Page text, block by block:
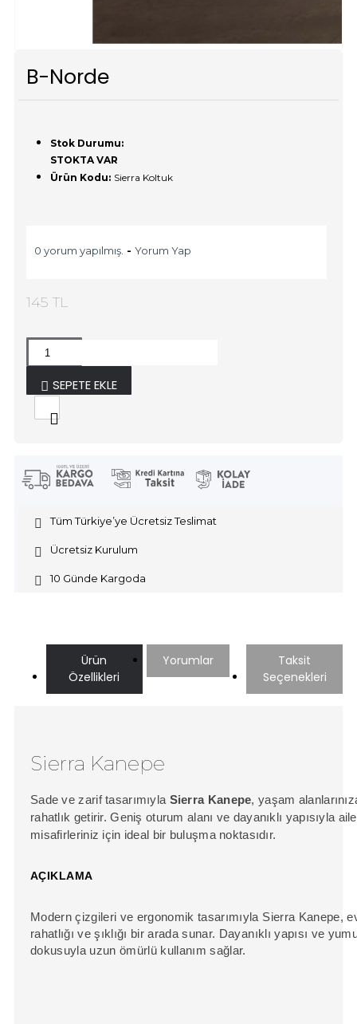
B-Norde
Stok Durumu:
STOKTA VAR
Ürün Kodu: Sierra Koltuk
0 yorum yapılmış. - Yorum Yap
145 TL
SEPETE EKLE
Tüm Türkiye’ye Ücretsiz Teslimat
Ücretsiz Kurulum
10 Günde Kargoda
Ürün
Özellikleri
Yorumlar
Taksit
Seçenekleri
Sierra Kanepe
Sade ve zarif tasarımıyla Sierra Kanepe, yaşam
rahatlık getirir. Geniş oturum alanı ve dayanıklı yapısıyla
misafirleriniz için ideal bir buluşma noktasıdır.
AÇIKLAMA
Modern çizgileri ve ergonomik tasarımıyla Sierra Kanepe,
rahatlığı ve şıklığı bir arada sunar. Dayanıklı yapısı ve
dokusuyla uzun ömürlü kullanım sağlar.